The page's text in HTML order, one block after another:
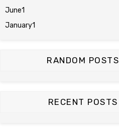
June1
January1
RANDOM POSTS
RECENT POSTS